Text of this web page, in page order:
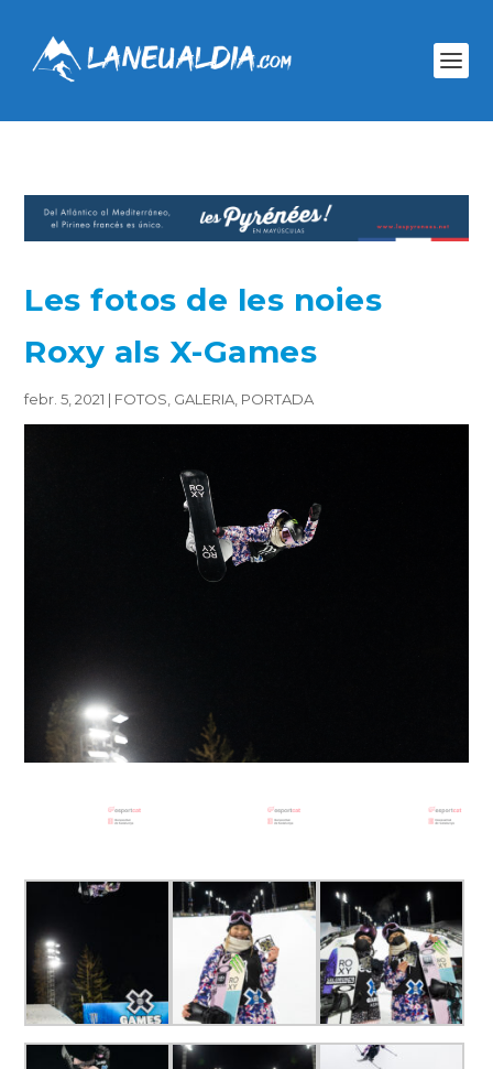
Les fotos de les noies
Roxy als X-Games
febr. 5, 2021 | FOTOS GALERIA PORTADA